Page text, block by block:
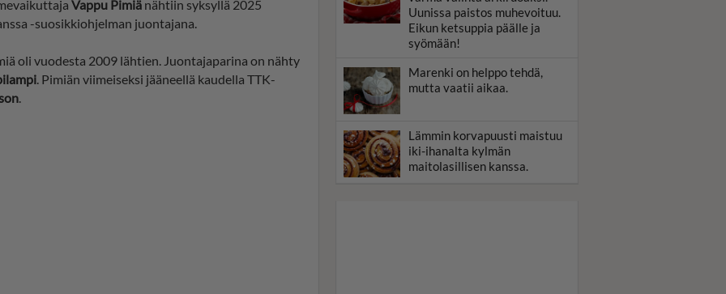
Vappu Pimiä nähtiin syksyllä 2025
-suosikkiohjelman juontajana.
oli vuodesta 2009 lähtien. Juontajaparina on nähty
. Pimiän viimeiseksi jääneellä kaudella TTK-
.
Uunissa paistos muhevoituu.
Eikun ketsuppia päälle ja
syömään!
Marenki on helppo tehdä,
mutta vaatii aikaa.
Lämmin korvapuusti maistuu
iki-ihanalta kylmän
maitolasillisen kanssa.